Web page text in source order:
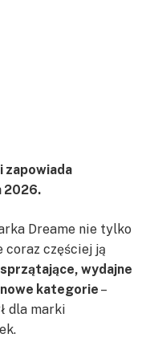
zapowiada
2026.
Dreame nie tylko
coraz częściej ją
wydajne
kategorie –
dla marki